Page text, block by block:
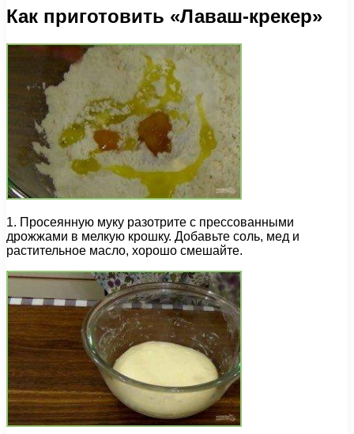
Как приготовить «Лаваш-крекер»
1. Просеянную муку разотрите с прессованными
дрожжами в мелкую крошку. Добавьте соль, мед и
растительное масло, хорошо смешайте.